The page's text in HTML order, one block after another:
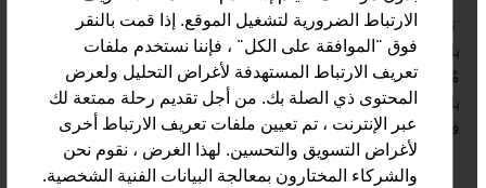
تتواصل مختلف الأجهزة والأنظمة معًا، وتتبادل المعلومات
باستخدام ناقل نظام مرن. مثير للاهتمام للمُسِنِّين خاصةً:
مُستشعِرات حيوية تقيس ضغط الدم وسكر الدم، أو تُذكِّر
بالأدوية. إمكانية الاتصال المباشر بالأطباء أو خدمات التمريض
في حالة الطوارئ.
الارتباط الضرورية لتشغيل الموقع. إذا قمت بالنقر
فوق "الموافقة على الكل" ، فإننا نستخدم ملفات
تعريف الارتباط المستهدفة لأغراض التحليل ولعرض
المحتوى ذي الصلة بك. من أجل تقديم رحلة ممتعة لك
عبر الإنترنت ، تم تعيين ملفات تعريف الارتباط أخرى
لأغراض التسويق والتحسين. لهذا الغرض ، نقوم نحن
والشركاء المختارون بمعالجة البيانات الفنية الشخصية.